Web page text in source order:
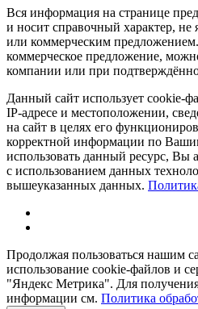
Вся информация на странице
и носит справочный характер, не
или коммерческим
коммерческое предложение,
компании или при
Данный сайт использует cookie-
IP-адресе и местоположении,
на сайт в целях его
корректной информации по
использовать данный ресурс, Вы
с использованием данных
вышеуказанных данных.
Продолжая пользоваться нашим
использование cookie-файлов и
"Яндекс Метрика". Для
информации см. Политика